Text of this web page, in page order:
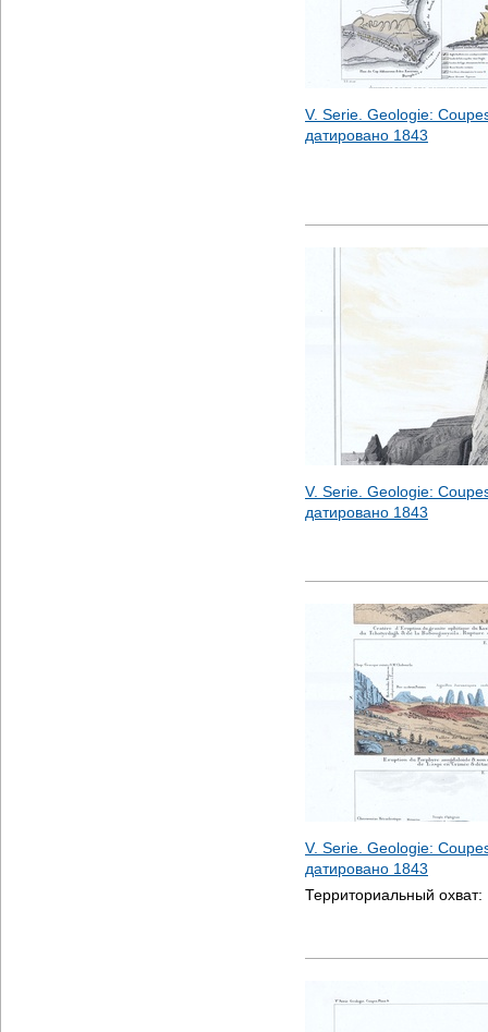
V. Serie. Geologie:
датировано 1843
V. Serie. Geologie:
датировано 1843
V. Serie. Geologie:
датировано 1843
Территориальный охват: